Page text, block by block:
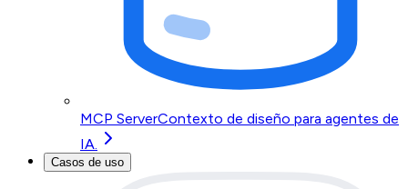
MCP ServerContexto de diseño para agentes de
IA.
Casos de uso